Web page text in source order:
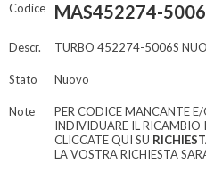
Codice MAS452274-
Descr. TURBO 452274-5006S
Stato Nuovo
Note
PER CODICE MANCANTE
INDIVIDUARE IL RICAMBIO
CLICCATE QUI SU
LA VOSTRA RICHIESTA